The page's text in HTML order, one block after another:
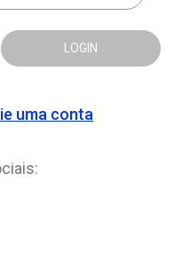
LOGIN
uma conta